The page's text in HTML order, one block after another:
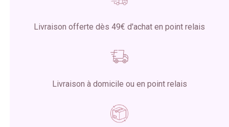
Livraison offerte dès 49€ d'achat en point relais
Livraison à domicile ou en point relais